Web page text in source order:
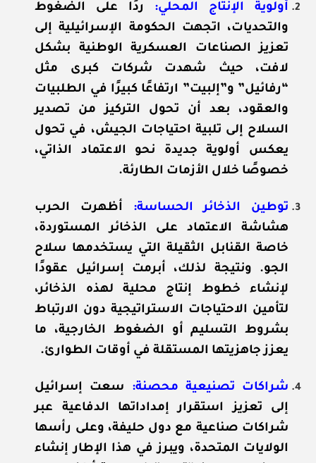
أولوية الإنتاج المحلي:
ردًا على الضغوط
والتحديات، اتجهت الحكومة الإسرائيلية إلى
تعزيز الصناعات العسكرية الوطنية بشكل
لافت، حيث شهدت شركات كبرى مثل
“رفائيل” و”إلبيت” ارتفاعًا كبيرًا في الطلبيات
والعقود، بعد أن تحول التركيز من تصدير
السلاح إلى تلبية احتياجات الجيش، في تحول
يعكس أولوية جديدة نحو الاعتماد الذاتي،
خصوصًا خلال الأزمات الطارئة.
توطين الذخائر الحساسة:
أظهرت الحرب
هشاشة الاعتماد على الذخائر المستوردة،
خاصة القنابل الثقيلة التي يستخدمها سلاح
الجو. ونتيجة لذلك، أبرمت إسرائيل عقودًا
لإنشاء خطوط إنتاج محلية لهذه الذخائر،
لتأمين الاحتياجات الاستراتيجية دون الارتباط
بشروط التسليم أو الضغوط الخارجية، ما
يعزز جاهزيتها المستقلة في أوقات الطوارئ.
شراكات تصنيعية محصنة:
سعت إسرائيل
إلى تعزيز استقرار إمداداتها الدفاعية عبر
شراكات صناعية مع دول حليفة، وعلى رأسها
الولايات المتحدة، ويبرز في هذا الإطار إنشاء